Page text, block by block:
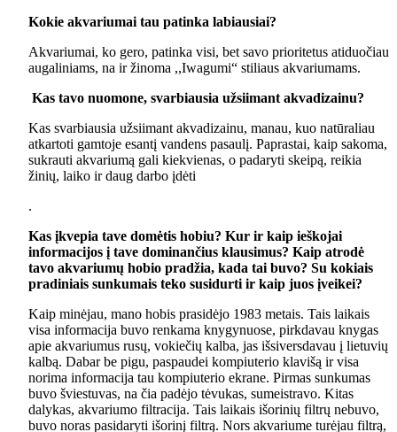
Kokie akvariumai tau patinka labiausiai?
Akvariumai, ko gero, patinka visi, bet savo prioritetus atiduočiau
augaliniams, na ir žinoma ,,Iwagumi“ stiliaus akvariumams.
Kas tavo nuomone, svarbiausia užsiimant akvadizainu?
Kas svarbiausia užsiimant akvadizainu, manau, kuo natūraliau
atkartoti gamtoje esantį vandens pasaulį. Paprastai, kaip sakoma,
sukrauti akvariumą gali kiekvienas, o padaryti skeipą, reikia
žinių, laiko ir daug darbo įdėti
.
Kas įkvepia tave domėtis hobiu? Kur ir kaip ieškojai
informacijos į tave dominančius klausimus? Kaip atrodė
tavo akvariumų hobio pradžia, kada tai buvo? Su kokiais
pradiniais sunkumais teko susidurti ir kaip juos įveikei?
Kaip minėjau, mano hobis prasidėjo 1983 metais. Tais laikais
visa informacija buvo renkama knygynuose, pirkdavau knygas
apie akvariumus rusų, vokiečių kalba, jas išsiversdavau į lietuvių
kalbą. Dabar be pigu, paspaudei kompiuterio klavišą ir visa
norima informacija tau kompiuterio ekrane. Pirmas sunkumas
buvo šviestuvas, na čia padėjo tėvukas, sumeistravo. Kitas
dalykas, akvariumo filtracija. Tais laikais išorinių filtrų nebuvo,
buvo noras pasidaryti išorinį filtrą. Nors akvariume turėjau filtrą,